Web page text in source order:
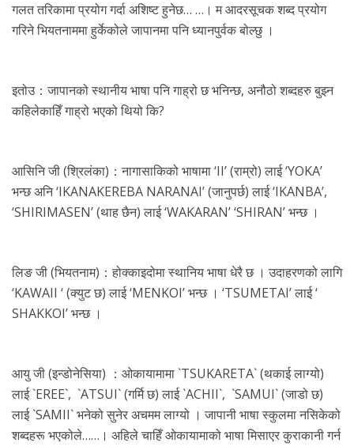
गलत तरिकामा प्रयोग गर्दा अशिष्ट हुनेछ… …। म आदरसूचक शब्द प्रयोग
गरिने भियतनाममा हुर्केकोले जापानमा पनि ध्यानपुर्वक बोल्छु ।
इतोउ：जापानको स्थानीय भाषा पनि गाह्रो छ भनिन्छ, अनौठो शब्दहरु बुझ्न
कहिलेकाहिँ गाह्रो भएको थियो कि?
आसिनि जी (श्रिलंका)：नागासाकिको भाषामा ‘II’ (राम्रो) लाई ‘YOKA’
भन्छ अनि ‘IKANAKEREBA NARANAI’ (जानुपर्छ) लाई ‘IKANBA’,
‘SHIRIMASEN’ (थाह छैन) लाई ‘WAKARAN’ ‘SHIRAN’ भन्छ ।
लिङ जी (भियतनाम)：होक्काइदोमा स्थानिय भाषा धेरै छ । उदाहरणको लागि
‘KAWAII ‘ (क्युट छ) लाई ‘MENKOI’ भन्छ । ‘TSUMETAI’ लाई ‘
SHAKKOI’ भन्छ ।
आयु जी (इन्डोनेसिया) ：ओकायामामा `TSUKARETA` (थकाई लाग्यो)
लाई `EREE`, `ATSUI` (गर्मि छ) लाई `ACHII`, `SAMUI` (जाडो छ)
लाई `SAMII` भनेको सुनेर अचमम लाग्यो । जापानी भाषा स्कुलमा नसिकेको
शब्दहरू भएकोले……। अहिले चाहिँ ओकायामाको भाषा मिसाएर कुराकानी गर्न